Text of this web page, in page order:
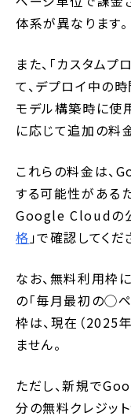
体系が異なります。
また、「カスタム
て、デプロイ中の
モデル構築時に使
に応じて追加の料
これらの料金は、
する可能性がある
Google Cloudの
格」で確認してくだ
なお、無料利用枠
の「毎月最初の◯
枠は、現在（2025
ません。
ただし、新規で
分の無料クレジッ